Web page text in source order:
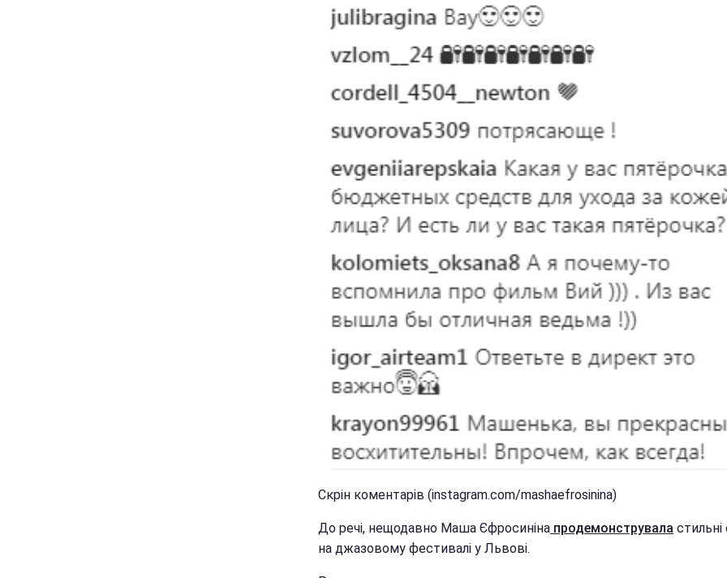
Скрін коментарів (instagram.com/mashaefrosinina)
До речі, нещодавно Маша Єфросиніна продемонструвала
на джазовому фестивалі у Львові.